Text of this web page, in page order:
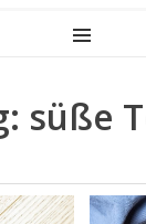
MENU
süße